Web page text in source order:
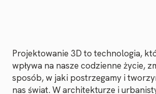
Projektowanie 3D to technologia,
wpływa na nasze codzienne życie,
sposób, w jaki postrzegamy i
nas świat. W architekturze i